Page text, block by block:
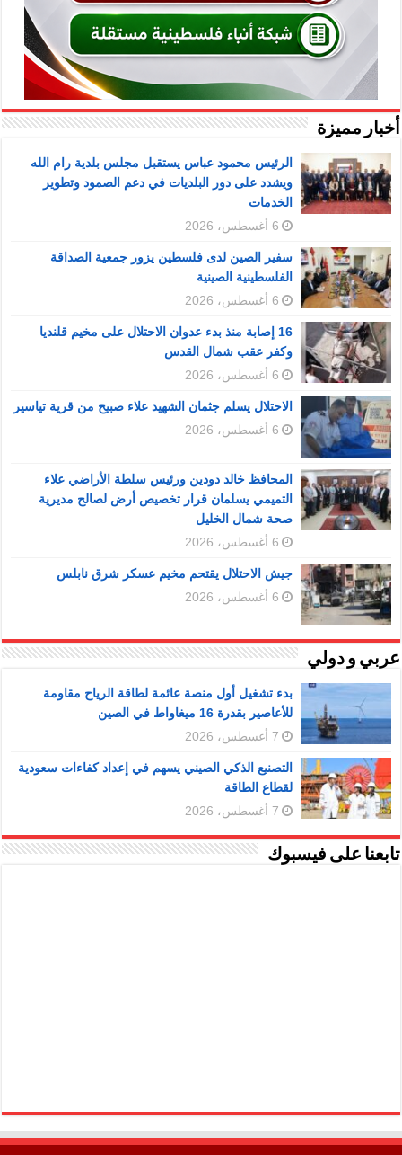
أخبار مميزة
الرئيس محمود عباس يستقبل مجلس بلدية رام الله
ويشدد على دور البلديات في دعم الصمود وتطوير
الخدمات
6 أغسطس، 2026
سفير الصين لدى فلسطين يزور جمعية الصداقة
الفلسطينية الصينية
6 أغسطس، 2026
16 إصابة منذ بدء عدوان الاحتلال على مخيم قلنديا
وكفر عقب شمال القدس
6 أغسطس، 2026
الاحتلال يسلم جثمان الشهيد علاء صبيح من قرية تياسير
6 أغسطس، 2026
المحافظ خالد دودين ورئيس سلطة الأراضي علاء
التميمي يسلمان قرار تخصيص أرض لصالح مديرية
صحة شمال الخليل
6 أغسطس، 2026
جيش الاحتلال يقتحم مخيم عسكر شرق نابلس
6 أغسطس، 2026
عربي و دولي
بدء تشغيل أول منصة عائمة لطاقة الرياح مقاومة
للأعاصير بقدرة 16 ميغاواط في الصين
7 أغسطس، 2026
التصنيع الذكي الصيني يسهم في إعداد كفاءات سعودية
لقطاع الطاقة
7 أغسطس، 2026
تابعنا على فيسبوك